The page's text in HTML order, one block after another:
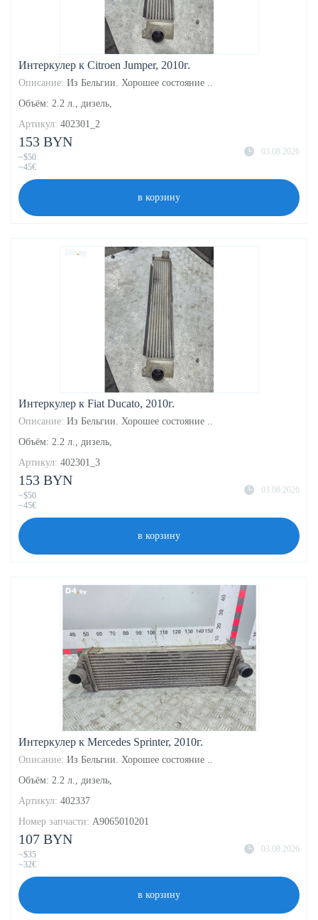
Интеркулер к Citroen Jumper, 2010г.
Описание: Из Бельгии. Хорошее состояние ..
Объём: 2.2 л., дизель,
Артикул: 402301_2
03.08.2026
153 BYN
~$50
~45€
в корзину
Интеркулер к Fiat Ducato, 2010г.
Описание: Из Бельгии. Хорошее состояние ..
Объём: 2.2 л., дизель,
Артикул: 402301_3
03.08.2026
153 BYN
~$50
~45€
в корзину
Интеркулер к Mercedes Sprinter, 2010г.
Описание: Из Бельгии. Хорошее состояние ..
Объём: 2.2 л., дизель,
Артикул: 402337
Номер запчасти: A9065010201
03.08.2026
107 BYN
~$35
~32€
в корзину